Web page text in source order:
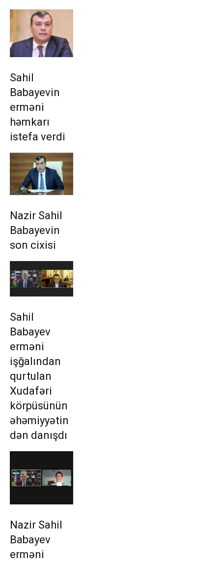
Sahil
Babayevin
erməni
həmkarı
istefa verdi
Nazir Sahil
Babayevin
son cixisi
Sahil
Babayev
erməni
işğalından
qurtulan
Xudafəri
körpüsünün
əhəmiyyətin
dən danışdı
Nazir Sahil
Babayev
erməni